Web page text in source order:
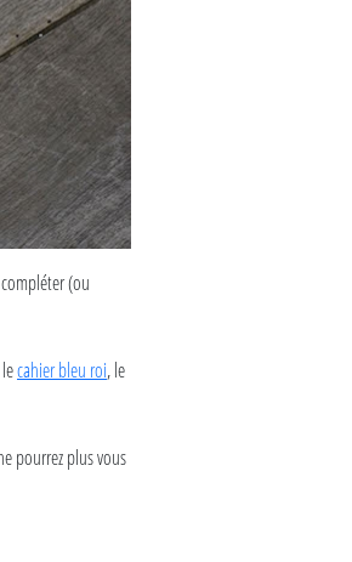
(ou
cahier bleu roi, le
pourrez plus vous